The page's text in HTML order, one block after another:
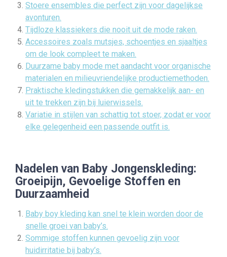
Stoere ensembles die perfect zijn voor dagelijkse
avonturen.
Tijdloze klassiekers die nooit uit de mode raken.
Accessoires zoals mutsjes, schoentjes en sjaaltjes
om de look compleet te maken.
Duurzame baby mode met aandacht voor organische
materialen en milieuvriendelijke productiemethoden.
Praktische kledingstukken die gemakkelijk aan- en
uit te trekken zijn bij luierwissels.
Variatie in stijlen van schattig tot stoer, zodat er voor
elke gelegenheid een passende outfit is.
Nadelen van Baby Jongenskleding:
Groeipijn, Gevoelige Stoffen en
Duurzaamheid
Baby boy kleding kan snel te klein worden door de
snelle groei van baby’s.
Sommige stoffen kunnen gevoelig zijn voor
huidirritatie bij baby’s.